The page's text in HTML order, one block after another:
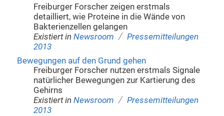
Freiburger Forscher zeigen erstmals
detailliert, wie Proteine in die Wände von
Bakterienzellen gelangen
Existiert in Newsroom / Pressemitteilungen
2013
Bewegungen auf den Grund gehen
Freiburger Forscher nutzen erstmals Signale
natürlicher Bewegungen zur Kartierung des
Gehirns
Existiert in Newsroom / Pressemitteilungen
2013